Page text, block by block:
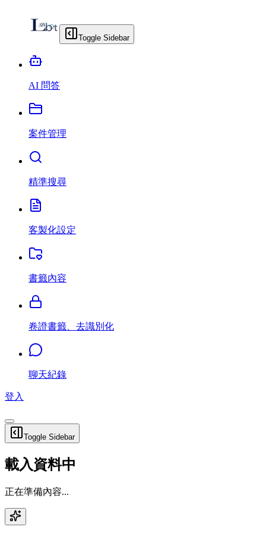
Toggle Sidebar
AI 問答
案件管理
精準搜尋
客製化設定
書籤內容
卷證書籤、去識別化
聊天紀錄
登入
Toggle Sidebar
載入資料中
正在準備內容...